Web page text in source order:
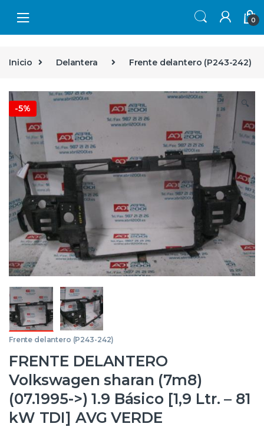
0
Inicio Delantera Frente delantero (P243-242)
-5% 🔍
Frente delantero (P243-242)
FRENTE DELANTERO
Volkswagen sharan (7m8)
(07.1995->) 1.9 Básico [1,9 Ltr. – 81
kW TDI] AVG VERDE